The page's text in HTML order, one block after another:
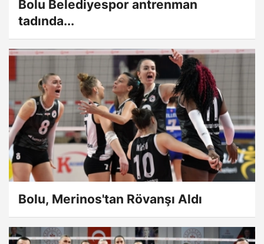
Bolu Belediyespor antrenman
tadında...
Bolu, Merinos'tan Rövanşı Aldı